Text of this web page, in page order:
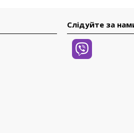
Слідуйте за